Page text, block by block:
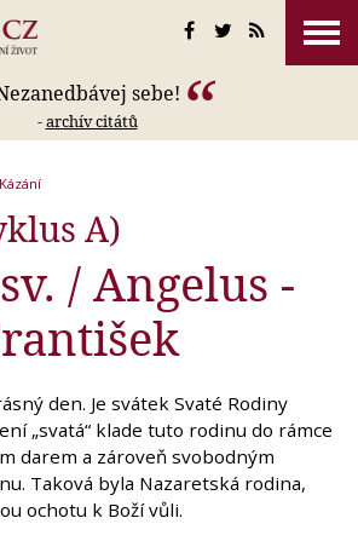
sebe!
-archív citátů
Kázání
A)
/ Angelus -
den. Je svátek Svaté Rodiny
„svatá“ klade tuto rodinu do rámce
darem a zároveň svobodným
Taková byla Nazaretská rodina,
ochotu k Boží vůli.